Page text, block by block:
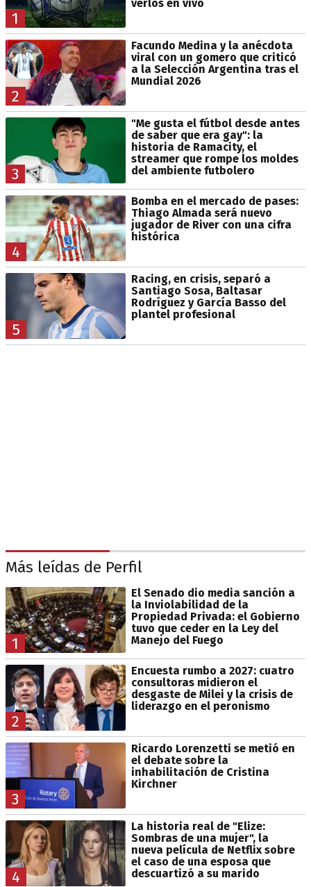
1
verlos en vivo
2
Facundo Medina y la anécdota
viral con un gomero que criticó
a la Selección Argentina tras el
Mundial 2026
3
"Me gusta el fútbol desde antes
de saber que era gay": la
historia de Ramacity, el
streamer que rompe los moldes
del ambiente futbolero
4
Bomba en el mercado de pases:
Thiago Almada será nuevo
jugador de River con una cifra
histórica
5
Racing, en crisis, separó a
Santiago Sosa, Baltasar
Rodríguez y García Basso del
plantel profesional
Más leídas de Perfil
1
El Senado dio media sanción a
la Inviolabilidad de la
Propiedad Privada: el Gobierno
tuvo que ceder en la Ley del
Manejo del Fuego
2
Encuesta rumbo a 2027: cuatro
consultoras midieron el
desgaste de Milei y la crisis de
liderazgo en el peronismo
3
Ricardo Lorenzetti se metió en
el debate sobre la
inhabilitación de Cristina
Kirchner
4
La historia real de "Elize:
Sombras de una mujer", la
nueva película de Netflix sobre
el caso de una esposa que
descuartizó a su marido